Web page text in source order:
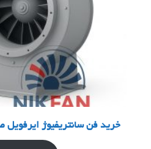
خرید فن سانتریفیوژ